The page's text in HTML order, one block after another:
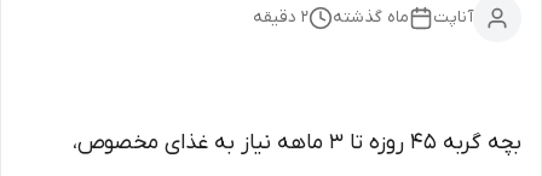
آناپت ماه گذشته 2 دقیقه
بچه گربه ۴۵ روزه تا ۳ ماهه نیاز به غذای مخصوص،